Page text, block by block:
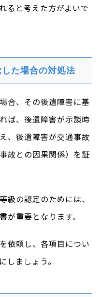
ると考えた方がよいで
た場合の対処法
合、その後遺障害に基
ば、後遺障害が示談時
、後遺障害が交通事故
故との因果関係）を証
級の認定のためには、
が重要となります。
依頼し、各項目につい
しましょう。